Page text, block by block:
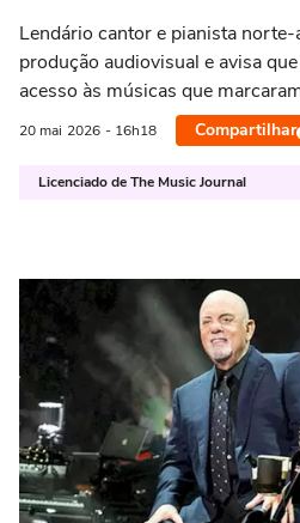
Lendário cantor e pianista
produção audiovisual e avisa
acesso às músicas que
20 mai 2026 - 16h18 Compartilhar
Licenciado de The Music Journal